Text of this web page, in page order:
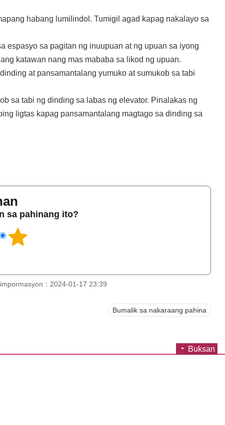
habang lumilindol. Tumigil agad kapag nakalayo sa
espasyo sa pagitan ng inuupuan at ng upuan sa iyong
katawan nang mas mababa sa likod ng upuan.
at pansamantalang yumuko at sumukob sa tabi
sa tabi ng dinding sa labas ng elevator. Pinalakas ng
ligtas kapag pansamantalang magtago sa dinding sa
sa pahinang ito?
：2024-01-17 23:39
Bumalik sa nakaraang pahina
Buksan